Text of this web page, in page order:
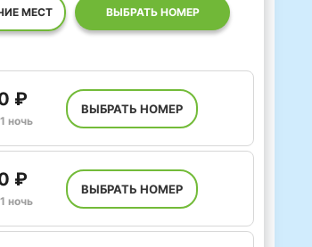
МЕСТ ВЫБРАТЬ НОМЕР
₽
ночь
ВЫБРАТЬ НОМЕР
₽
ночь
ВЫБРАТЬ НОМЕР